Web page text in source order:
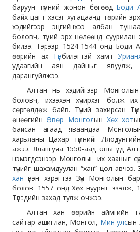
баруун түмний жонон бөгөөд Боди
байх цагт хэсэг хугацаанд төрийн
хэдийгээр эцгийнхээ албан
боловч, түүний эрх нөлөөнд суурилан
билээ. Тэрээр 1524-1544 онд Боди
өөрийн ах Гүнбилэгтэй хамт
удаагийн аян дайныг явуулж,
дарангуйлжээ.
Алтан нь хэдийгээр Монголын
боловч, ихээхэн хүчирхэг болж
сөргөлдөж байв. Түүний захирсан
өнөөгийн Өвөр МонголынХөх хот
байсан агаад яваандаа
харьяаны Цахар түмнийг
ажээ. Ялангуяа 1550-аад оны үед
нэмэгдсэнээр Монголын их хааныг
түүнийг шахамдуулан “хан” цол авчээ.
хан үнэн хэрэгтээ Зүүн Монголын
болов. 1557 онд Хөх нуурыг эзэлж,
Түвэдийн захад тулж очжээ.
Алтан хан өөрийн аймгийн
сайтар ашиглан, Монгол, Мин улсын